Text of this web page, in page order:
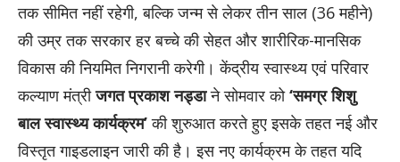
तक सीमित नहीं रहेगी, बल्कि जन्म से लेकर तीन साल (36 महीने)
की उम्र तक सरकार हर बच्चे की सेहत और शारीरिक-मानसिक
विकास की नियमित निगरानी करेगी। केंद्रीय स्वास्थ्य एवं परिवार
कल्याण मंत्रीजगत प्रकाश नड्डाने सोमवार को‘समग्र शिशु
बाल स्वास्थ्य कार्यक्रम’की शुरुआत करते हुए इसके तहत नई और
विस्तृत गाइडलाइन जारी की है। इस नए कार्यक्रम के तहत यदि